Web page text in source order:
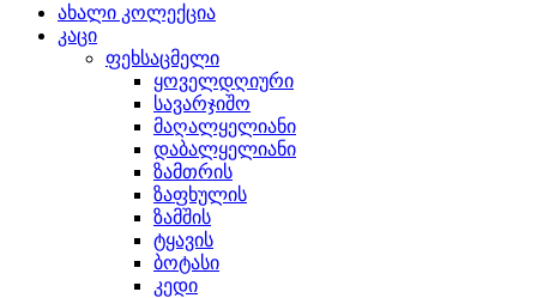
ახალი კოლექცია
კაცი
ფეხსაცმელი
ყოველდღიური
სავარჯიშო
მაღალყელიანი
დაბალყელიანი
ზამთრის
ზაფხულის
ზამშის
ტყავის
ბოტასი
კედი